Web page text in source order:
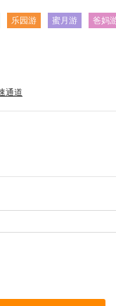
乐园游 蜜月游 爸妈
通道